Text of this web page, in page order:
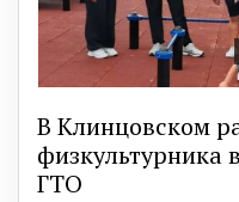
В Клинцовском
ГТО